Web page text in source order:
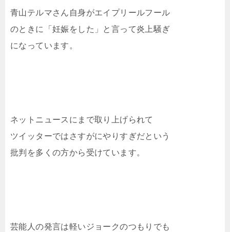
青山テルマさん自身がエイプリールフール
のときに「妊娠をした」と言って炎上騒ぎ
になっています。
ネットニュースにまで取り上げられて
ツイッターではさすがにやりすぎだという
批判を多くの方から受けています。
芸能人の発言は軽いジョークのつもりでも